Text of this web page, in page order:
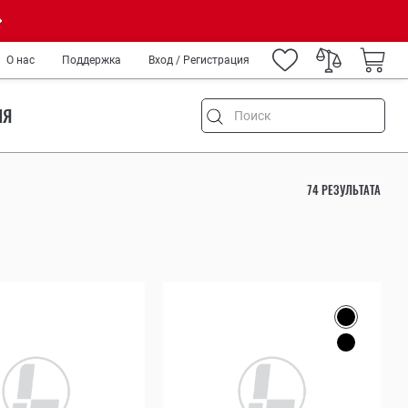
О нас Поддержка Вход / Регистрация
и спецслужб
74 РЕЗУЛЬТАТА